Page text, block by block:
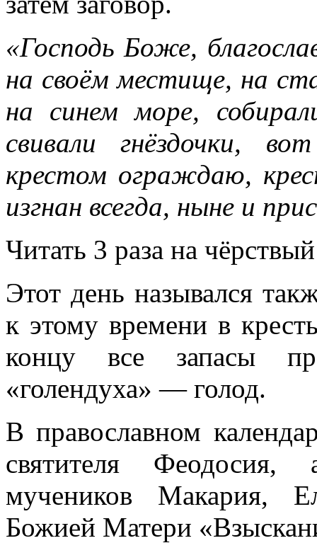
«Господь Боже,
на своём местище, на
на синем море,
свивали гнёздочки,
крестом ограждаю,
изгнан всегда, ныне и
Читать 3 раза на
Этот день назывался
к этому времени в
концу все запасы
«голендуха» — голод.
В православном
святителя Феодосия,
мучеников Макария,
Божией Матери